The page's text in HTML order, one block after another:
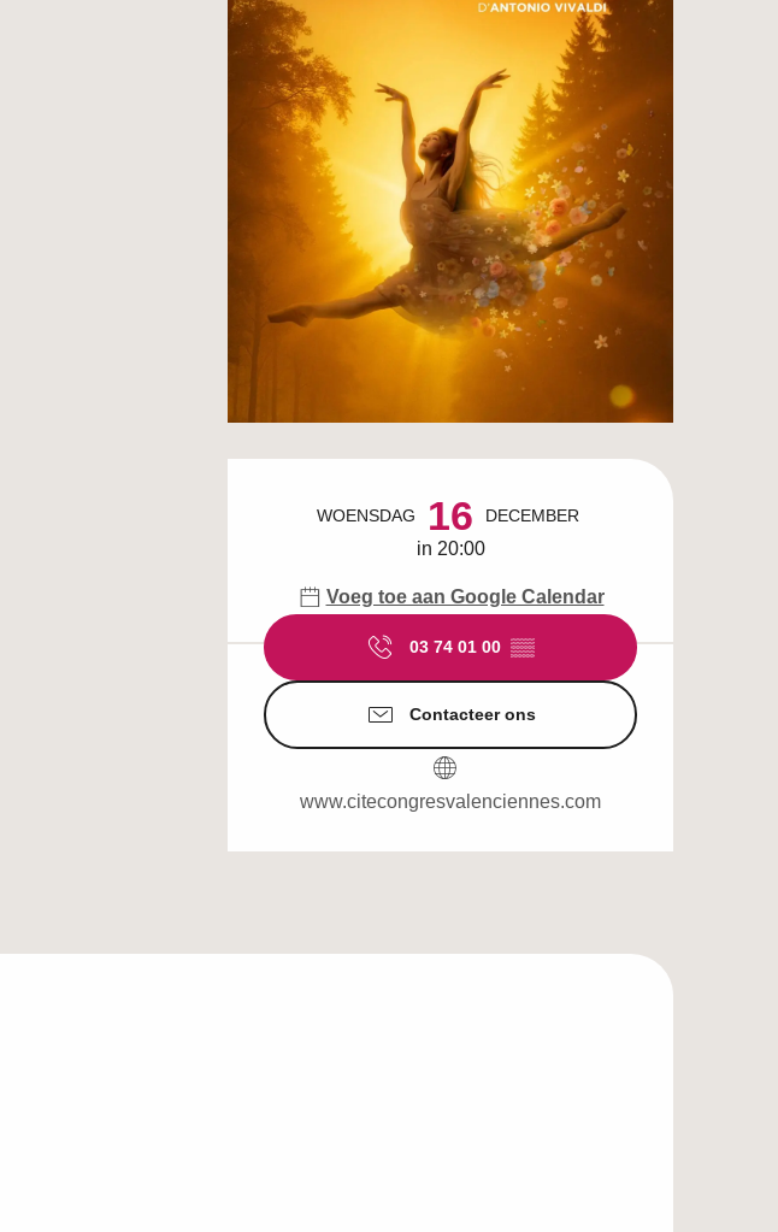
Openingstijden en
WOENSDAG 16 DECEMBER
in 20:00
Voeg toe aan Google Calendar
03 74 01 00 ▒▒
Contacteer ons
www.citecongresvalenciennes.com